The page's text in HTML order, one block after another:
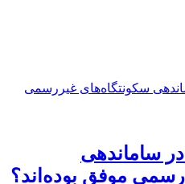
در ساماندهی
موفق بوده‌اند؟